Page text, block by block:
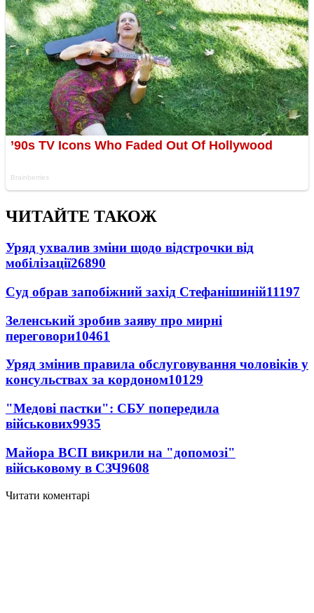
ЧИТАЙТЕ ТАКОЖ
Уряд ухвалив зміни щодо відстрочки від
мобілізації26890
Суд обрав запобіжний захід Стефанішиній11197
Зеленський зробив заяву про мирні
переговори10461
Уряд змінив правила обслуговування чоловіків у
консульствах за кордоном10129
"Медові пастки": СБУ попередила
військових9935
Майора ВСП викрили на "допомозі"
військовому в СЗЧ9608
Читати коментарі